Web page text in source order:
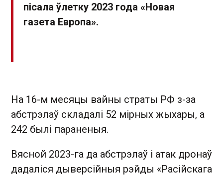
пісала ўлетку 2023 года «Новая
газета Европа».
На 16-м месяцы вайны страты РФ з-за
абстрэлаў складалі 52 мірных жыхары, а
242 былі параненыя.
Вясной 2023-га да абстрэлаў і атак дронаў
дадаліся дыверсійныя рэйды «Расійскага